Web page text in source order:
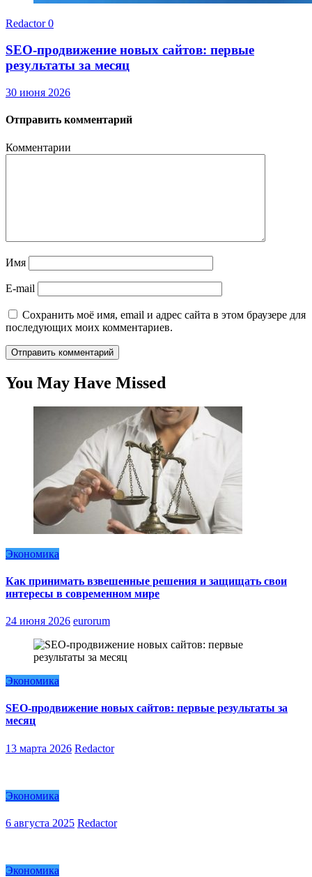
Redactor0
SEO-продвижение новых сайтов: первые
результаты за месяц
30 июня 2026
Отправить комментарий
Комментарии
Имя
E-mail
Сохранить моё имя, email и адрес сайта в этом браузере для
последующих моих комментариев.
You May Have Missed
Экономика
Как принимать взвешенные решения и защищать свои
интересы в современном мире
24 июня 2026 eurorum
Экономика
SEO-продвижение новых сайтов: первые результаты за
месяц
13 марта 2026 Redactor
Экономика
6 августа 2025 Redactor
Экономика